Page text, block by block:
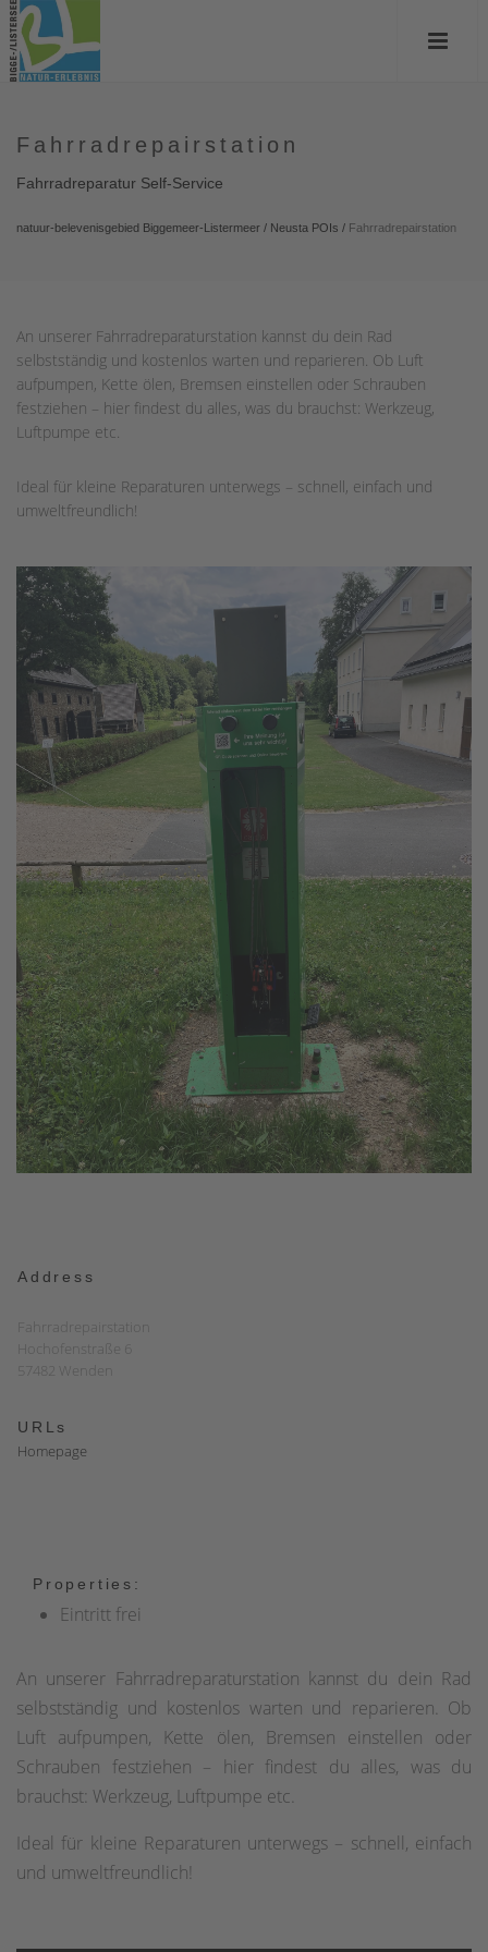
Fahrradrepairstation
Fahrradreparatur Self-Service
natuur-belevenisgebied Biggemeer-Listermeer / Neusta POIs / Fahrradrepairstation
An unserer Fahrradreparaturstation kannst du dein Rad
selbstständig und kostenlos warten und reparieren. Ob Luft
aufpumpen, Kette ölen, Bremsen einstellen oder Schrauben
festziehen – hier findest du alles, was du brauchst: Werkzeug,
Luftpumpe etc.
Ideal für kleine Reparaturen unterwegs – schnell, einfach und
umweltfreundlich!
Address
Fahrradrepairstation
Hochofenstraße 6
57482 Wenden
URLs
Homepage
Properties:
Eintritt frei
An unserer Fahrradreparaturstation kannst du dein Rad
selbstständig und kostenlos warten und reparieren. Ob
Luft aufpumpen, Kette ölen, Bremsen einstellen oder
Schrauben festziehen – hier findest du alles, was du
brauchst: Werkzeug, Luftpumpe etc.
Ideal für kleine Reparaturen unterwegs – schnell, einfach
und umweltfreundlich!